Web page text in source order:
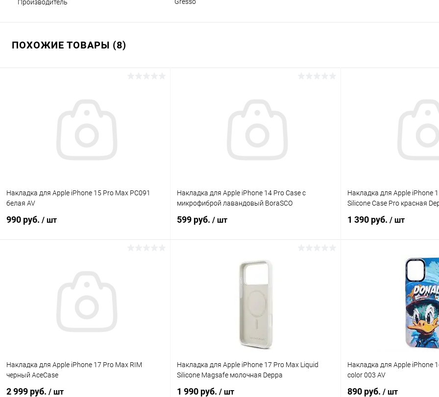
Производитель
ПОХОЖИЕ ТОВАРЫ (8)
Накладка для Apple iPhone 15 Pro Max PC091
белая AV
990 руб. / шт
Накладка для Apple iPhone 14 Pro Case с
микрофиброй лавандовый BoraSCO
599 руб. / шт
В корзину
Накладка для Apple iPhone
Silicone Case Pro красная
1 390 руб. / шт
В
Накладка для Apple iPhone 17 Pro Max RIM
черный AceCase
2 999 руб. / шт
Накладка для Apple iPhone 17 Pro Max Liquid
Silicone Magsafe молочная Deppa
1 990 руб. / шт
Накладка для Apple iPhone
color 003 AV
890 руб. / шт